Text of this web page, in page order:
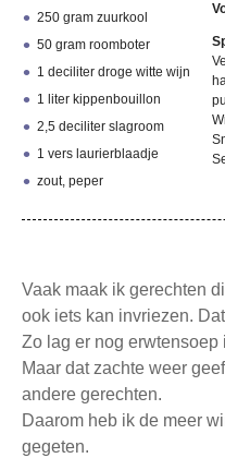
250 gram zuurkool
50 gram roomboter
1 deciliter droge witte wijn
1 liter kippenbouillon
2,5 deciliter slagroom
1 vers laurierblaadje
zout, peper
Vaak maak ik gerechten
ook iets kan invriezen.
Zo lag er nog erwtensoep
Maar dat zachte weer
andere gerechten.
Daarom heb ik de meer
gegeten.